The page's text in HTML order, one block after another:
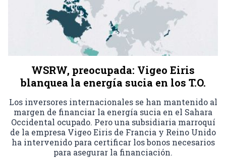
WSRW, preocupada: Vigeo Eiris
blanquea la energía sucia en los T.O.
Los inversores internacionales se han mantenido al
margen de financiar la energía sucia en el Sahara
Occidental ocupado. Pero una subsidiaria marroquí
de la empresa Vigeo Eiris de Francia y Reino Unido
ha intervenido para certificar los bonos necesarios
para asegurar la financiación.